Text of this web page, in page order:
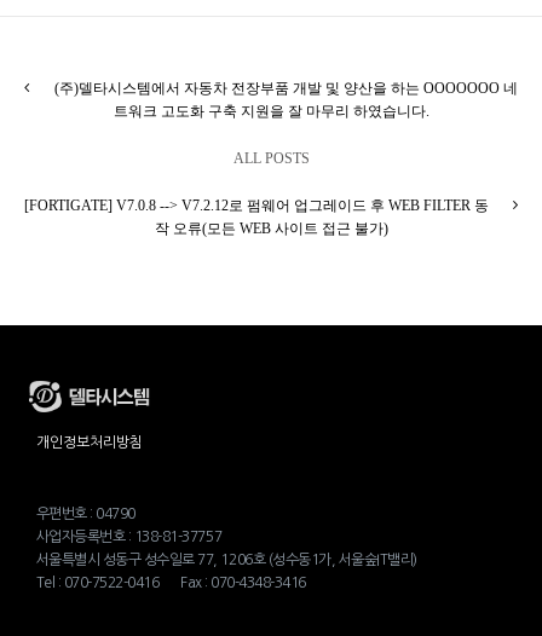
(주)델타시스템에서 자동차 전장부품 개발 및 양산을 하는 OOOOOOO 네
트워크 고도화 구축 지원을 잘 마무리 하였습니다.
ALL POSTS
[FORTIGATE] V7.0.8 --> V7.2.12로 펌웨어 업그레이드 후 WEB FILTER 동
작 오류(모든 WEB 사이트 접근 불가)
개인정보처리방침
우편번호 : 04790
사업자등록번호 : 138-81-37757
서울특별시 성동구 성수일로 77, 1206호 (성수동1가, 서울숲IT밸리)
Tel : 070-7522-0416 Fax : 070-4348-3416